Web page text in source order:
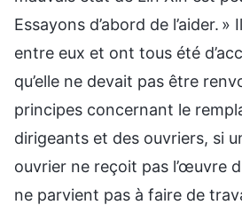
Essayons d’abord de l’aider.
entre eux et ont tous été
qu’elle ne devait pas être
principes concernant le
dirigeants et des ouvriers, si
ouvrier ne reçoit pas l’œuvre
ne parvient pas à faire de